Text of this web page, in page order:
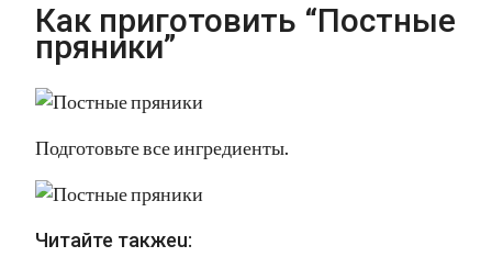
Как приготовить “Постные
пряники”
Подготовьте все ингредиенты.
Читайте такжеu: